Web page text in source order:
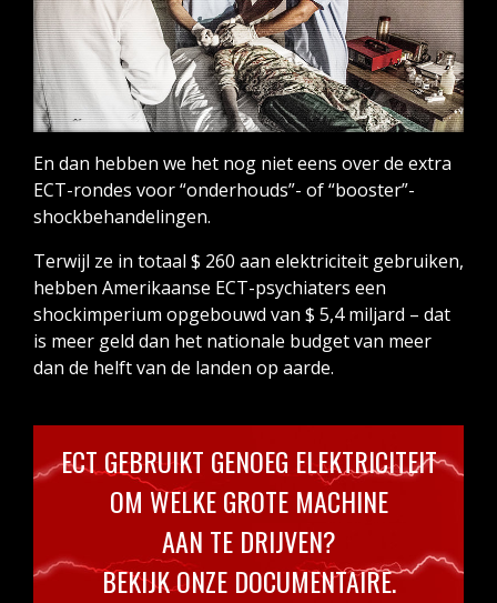
En dan hebben we het nog niet eens over de extra
ECT-rondes voor “onderhouds”- of “booster”-
shockbehandelingen.
Terwijl ze in totaal $ 260 aan elektriciteit gebruiken,
hebben Amerikaanse ECT-psychiaters een
shockimperium opgebouwd van $ 5,4 miljard – dat
is meer geld dan het nationale budget van meer
dan de helft van de landen op aarde.
ECT GEBRUIKT GENOEG ELEKTRICITEIT
OM WELKE GROTE MACHINE
AAN TE DRIJVEN?
BEKIJK ONZE DOCUMENTAIRE.
Download gratis